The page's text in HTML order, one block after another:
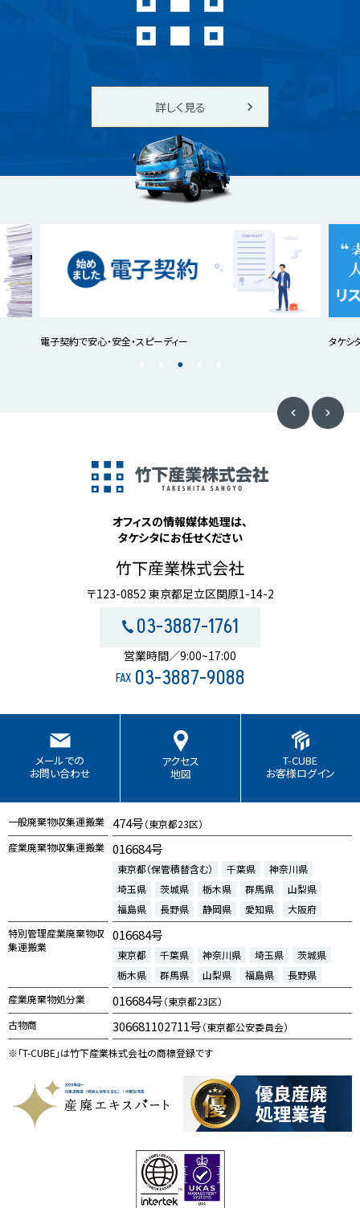
詳しく見る
電子契約で安心・安全・スピーディー タケシ
オフィスの情報媒体処理は、
タケシタにお任せください
竹下産業株式会社
〒123-0852 東京都足立区関原1-14-2
03-3887-1761
営業時間／9:00~17:00
FAX 03-3887-9088
メールでの
お問い合わせ
アクセス
地図
T-CUBE
お客様ログイン
一般廃棄物収集運搬業 474号（東京都23区）
産業廃棄物収集運搬業 016684号
東京都（保管積替含む） 千葉県
神奈川県
埼玉県
茨城県 栃木県 群馬県
山梨県
福島県
長野県 静岡県 愛知県
大阪府
特別管理産業廃棄物収
集運搬業
016684号
東京都 千葉県 神奈川県 埼玉県
茨城県
栃木県
群馬県 山梨県 福島県
長野県
産業廃棄物処分業
016684号（東京都23区）
古物商
306681102711号（東京都公安委員会）
※「T-CUBE」は竹下産業株式会社の商標登録です